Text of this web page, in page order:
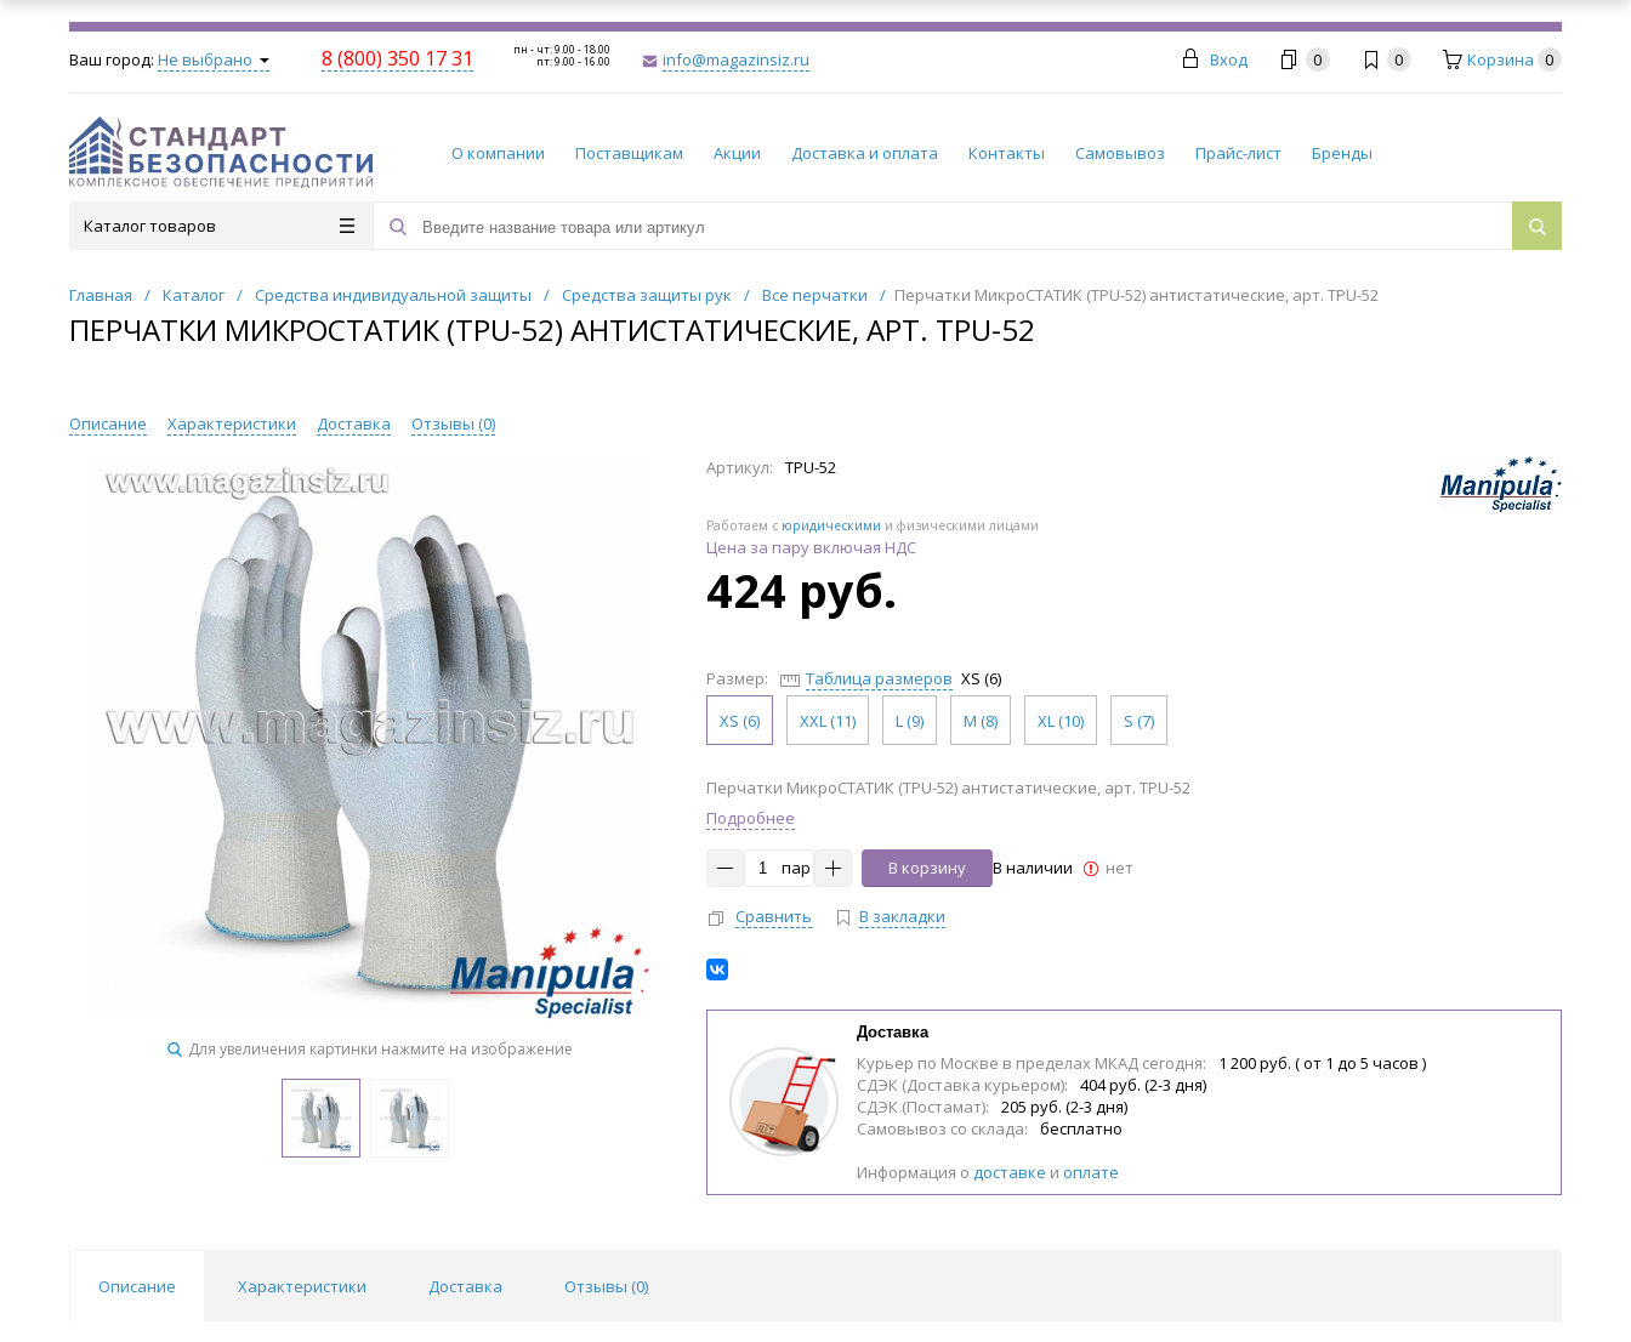
Ваш город: Не выбрано 8 (800) 350 17 31 пн - чт: 9.00 - 18.00
пт: 9.00 - 16.00 info@magazinsiz.ru Вход 0 0 Корзина 0
О компании Поставщикам Акции Доставка и оплата Контакты Самовывоз Прайс-лист Бренды
Каталог товаров
Главная / Каталог / Средства индивидуальной защиты / Средства защиты рук / Все перчатки / Перчатки МикроСТАТИК (TPU-52) антистатические, арт. TPU-52
ПЕРЧАТКИ МИКРОСТАТИК (TPU-52) АНТИСТАТИЧЕСКИЕ, АРТ. TPU-52
Описание Характеристики Доставка Отзывы (0)
Для увеличения картинки нажмите на изображение
Артикул: TPU-52
Работаем с юридическими и физическими лицами
Цена за пару включая НДС
424 руб.
Размер: Таблица размеров XS (6)
XS (6)
XXL (11) L (9) M (8) XL (10) S (7)
Перчатки МикроСТАТИК (TPU-52) антистатические, арт. TPU-52
Подробнее
пар В корзину В наличии нет
Сравнить В закладки
Доставка
Курьер по Москве в пределах МКАД сегодня:
1 200 руб. ( от 1 до 5 часов )
СДЭК (Доставка курьером):
404 руб. (2-3 дня)
СДЭК (Постамат):
205 руб. (2-3 дня)
Самовывоз со склада:
бесплатно
Информация о доставке и оплате
Описание Характеристики Доставка Отзывы (0)